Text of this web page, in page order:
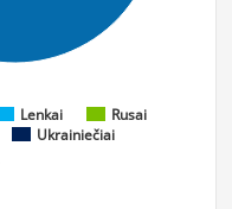
Lenkai
Rusai
Ukrainiečiai